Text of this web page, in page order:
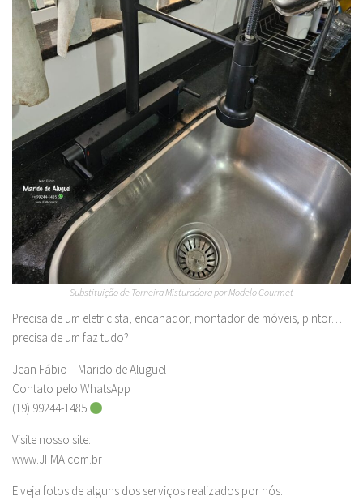
Substituição de Torneira Misturadora por Modelo Gourmet
Precisa de um eletricista, encanador, montador de móveis, pintor…
precisa de um faz tudo?
Jean Fábio – Marido de Aluguel
Contato pelo WhatsApp
(19) 99244-1485
Visite nosso site:
www.JFMA.com.br
E veja fotos de alguns dos serviços realizados por nós.